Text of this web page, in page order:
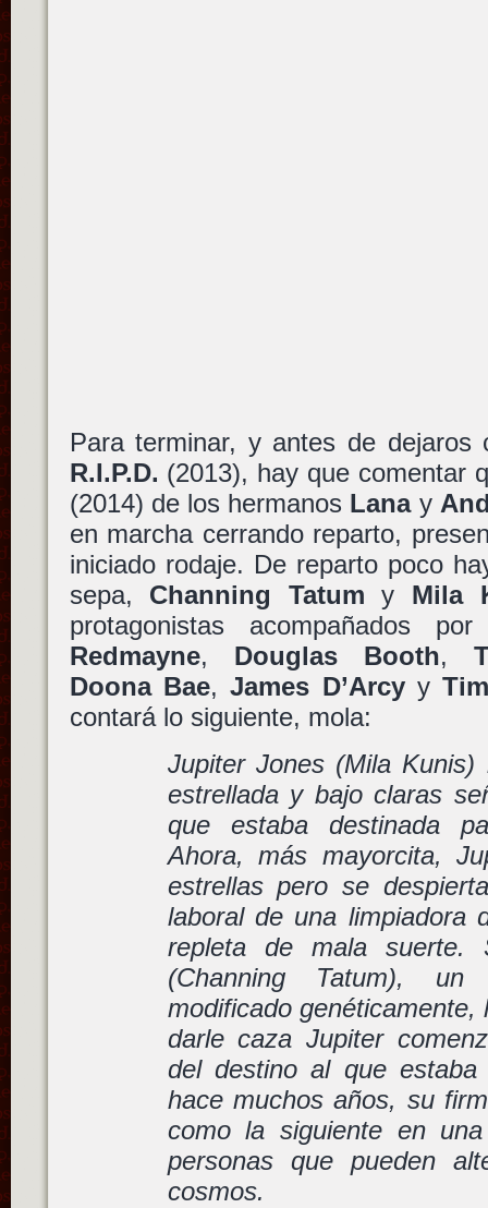
Para terminar, y antes de dejaros
R.I.P.D. (2013), hay que comentar
(2014) de los hermanos Lanay
en marcha cerrando reparto,
iniciado rodaje. De reparto poco
sepa, Channing Tatum y Mila
protagonistas acompañados
Redmayne, Douglas Booth,
Doona Bae,James D’Arcyy
contará lo siguiente, mola:
Jupiter Jones (Mila
estrellada y bajo claras
que estaba destinada
Ahora, más mayorcita,
estrellas pero se
laboral de una limpiadora
repleta de mala suerte.
(Channing Tatum), un
modificado
darle caza Jupiter
del destino al que estaba
hace muchos años, su
como la siguiente en
personas que pueden
cosmos.